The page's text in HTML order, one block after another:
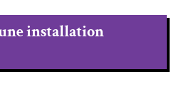
installation